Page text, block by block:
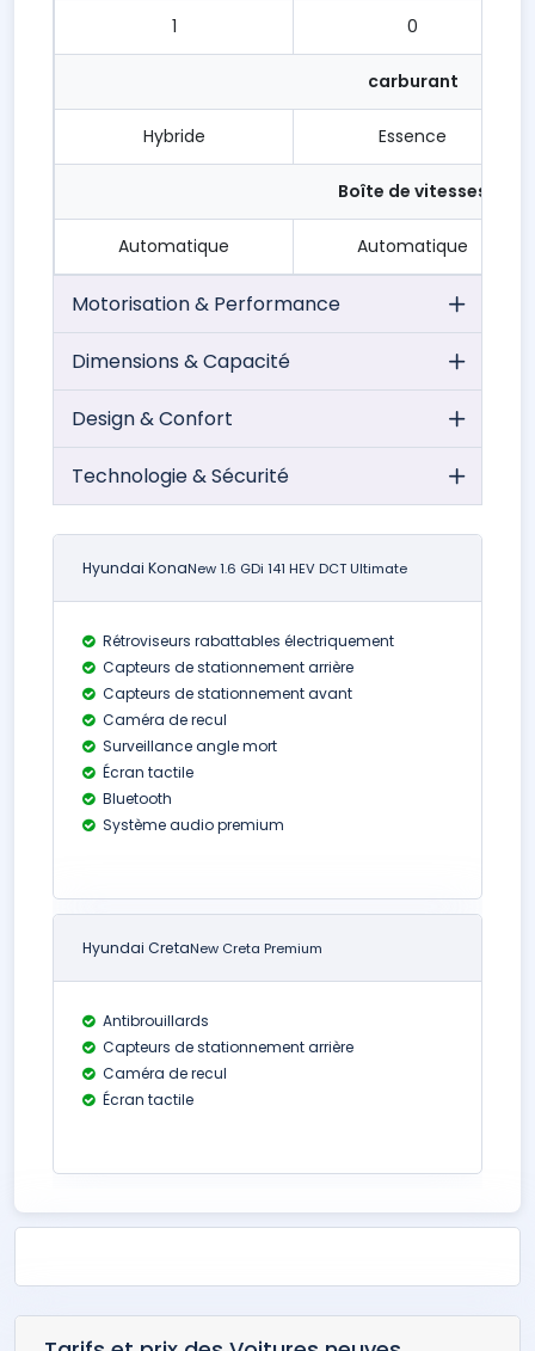
1 0
carburant
Hybride Essence
Boîte de vitesses
Automatique Automatique
Motorisation & Performance
Dimensions & Capacité
Design & Confort
Technologie & Sécurité
Hyundai KonaNew 1.6 GDi 141 HEV DCT Ultimate
Rétroviseurs rabattables électriquement
Capteurs de stationnement arrière
Capteurs de stationnement avant
Caméra de recul
Surveillance angle mort
Écran tactile
Bluetooth
Système audio premium
Hyundai CretaNew Creta Premium
Antibrouillards
Capteurs de stationnement arrière
Caméra de recul
Écran tactile